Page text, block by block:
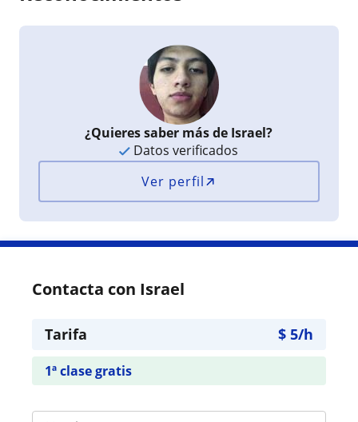
¿Quieres saber más de Israel?
Datos verificados
Ver perfil
Contacta con Israel
Tarifa $ 5/h
1ª clase gratis